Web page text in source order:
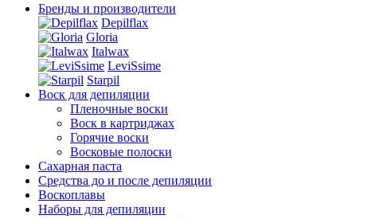
Бренды и производители
Depilflax
Gloria
Italwax
LeviSsime
Starpil
Воск для депиляции
Пленочные воски
Воск в картриджах
Горячие воски
Восковые полоски
Сахарная паста
Средства до и после депиляции
Воскоплавы
Наборы для депиляции